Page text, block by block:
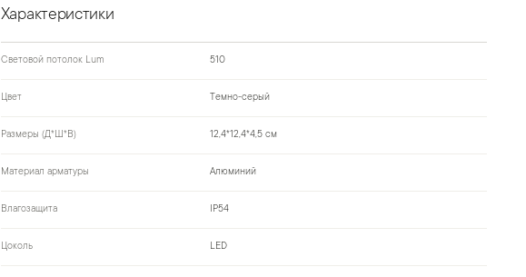
Характеристики
Световой потолок Lum 510
Цвет Темно-серый
Размеры (Д*Ш*В) 12,4*12,4*4,5 см
Материал арматуры Алюминий
Влагозащита IP54
Цоколь LED